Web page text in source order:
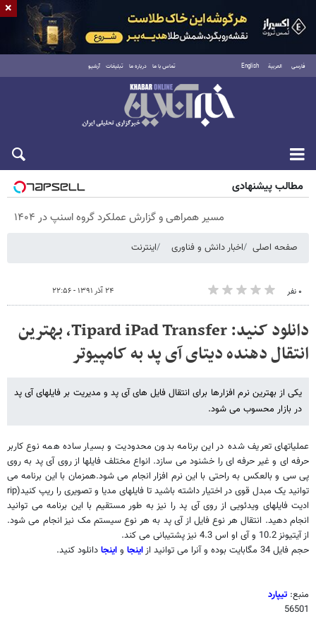
فارسی العربية English تماس با ما درباره ما تبلیغات آرشیو
جمعه ۱۶ مرداد ۱۴۰۵
مطالب پیشنهادی
مسیر همراهی و گزارش عملکرد گروه اسنپ در ۱۴۰۴
صفحه اصلی اخبار دانش و فناوری اینترنت
۰ نفر ۲۴ آذر ۱۳۹۱ - ۲۲:۵۶
دانلود کنید: Tipard iPad Transfer، بهترین
انتقال دهنده دیتای آی پد به کامپیوتر
یکی از بهترین نرم افزارها برای انتقال فایل های آی پد و مدیریت بر فایلهای آی پد
در بازار محسوب می شود.
عملیاتهای تعریف شده در این برنامه بدون محدودیت و بسیار ساده همه نوع کاربر
حرفه ای و غیر حرفه ای را خشنود می سازد. انواع مختلف فایلها از روی آی پد به روی
پی سی و بالعکس به راحتی با این نرم افزار انجام می شود.همزمان با این برنامه می
توانید یک مبدل قوی در اختیار داشته باشید تا فایلهای مدیا و تصویری را ریپ کنید(rip
ادیت فایلهای ویدئویی از روی آی پد را نیز به طور مستقیم با این برنامه می توانید
انجام دهید. انتقال هر نوع فایل از آی پد به هر نوع سیستم مک نیز انجام می شود.
از آیتیونز 10.2 و آی او اس 4.3 نیز پشتیبانی می کند.
حجم فایل 34 مگابایت بوده و آنرا می توانید از
اینجا و اینجا دانلود کنید.
منبع: تیپارد
56501
×